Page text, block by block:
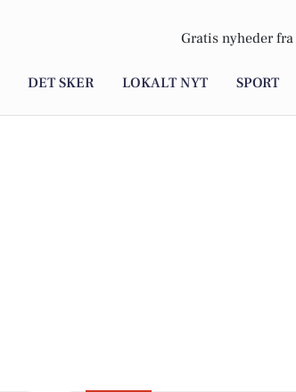
Gratis nyheder fra
DET SKER LOKALT NYT SPORT